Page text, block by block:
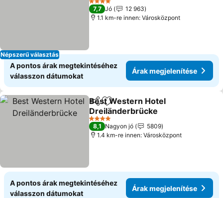
Népszerű választás
4 Kategória
7,7 Jó
12 963
1.1 km-re innen: Városközpont
A pontos árak megtekintéséhez
válasszon dátumokat
Árak megjelenítése
Megosztás
Hozzáadás a kedvencekhez
Best Western Hotel
Dreiländerbrücke
4 Kategória
8,1 Nagyon jó
5809
1.4 km-re innen: Városközpont
A pontos árak megtekintéséhez
válasszon dátumokat
Árak megjelenítése